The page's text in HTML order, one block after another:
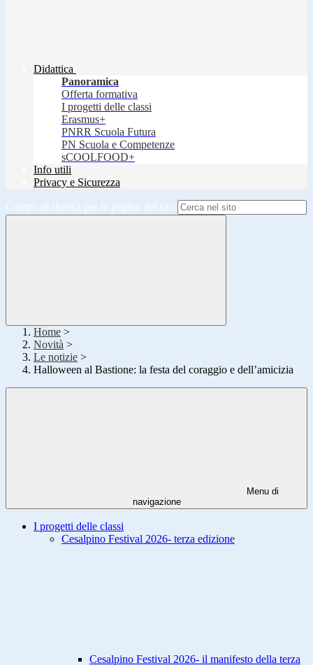
Didattica
Panoramica
Offerta formativa
I progetti delle classi
Erasmus+
PNRR Scuola Futura
PN Scuola e Competenze
sCOOLFOOD+
Info utili
Privacy e Sicurezza
Campo di ricerca per le pagine del sito
Home >
Novità >
Le notizie >
Halloween al Bastione: la festa del coraggio e dell’amicizia
Menu di
navigazione
I progetti delle classi
Cesalpino Festival 2026- terza edizione
Cesalpino Festival 2026- il manifesto della terza